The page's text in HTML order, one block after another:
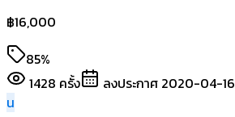
฿16,000
85%
1428 ครั้ง ลงประกาศ 2020-04-16
น